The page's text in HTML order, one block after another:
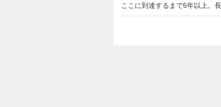
ここに到達するまで5年以上。